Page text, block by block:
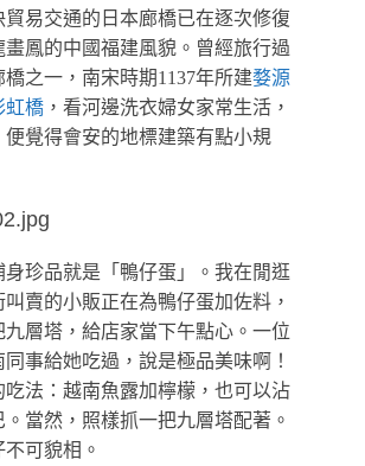
易交通的日本廊橋已在逐次修復
畫鳳的中國福建風貌。曾經旅行過
之一，南宋時期1137年所建婺源
虹橋 ，看河邊洗衣婦女家常生活，
便覺得會安的地標建築有點小規
身珍品就是「鴨仔蛋」。我在閒逛
賣的小販正在為鴨仔蛋加佐料，
層塔，給店家當下午點心。 一位
事給她吃過，說是極品美味啊！
吃法：越南魚露加檸檬，也可以沾
當然，照樣抓一把九層塔配著。
可貌相。